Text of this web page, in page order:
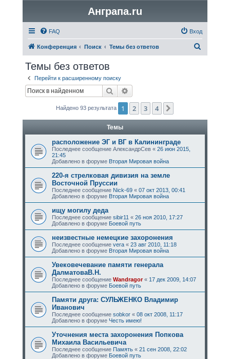
Анграпа.ru
FAQ Вход
Конференция Поиск Темы без ответов
Темы без ответов
Перейти к расширенному поиску
Поиск
Найдено 93 результата 1 2 3 4
Темы
расположение ЭГ и ВГ в Калининграде
Последнее сообщение АлександрСев« 26 июн 2015,
21:45
Добавлено в форуме Вторая Мировая война
220-я стрелковая дивизия на земле
Восточной Пруссии
Последнее сообщение Nick-69« 07 окт 2013, 00:41
Добавлено в форуме Вторая Мировая война
ищу могилу дедa
Последнее сообщение sibir11 « 26 ноя 2010, 17:27
Добавлено в форуме Боевой путь
неизвестные немецкие захоронения
Последнее сообщение vera« 23 авг 2010, 11:18
Добавлено в форуме Вторая Мировая война
Увековечевание памяти генерала
ДалматоваВ.Н.
Последнее сообщение Wandragor« 17 дек 2009, 14:07
Добавлено в форуме Боевой путь
Памяти друга: СУЛЬЖЕНКО Владимир
Иванович
Последнее сообщение sobkor« 08 окт 2008, 11:17
Добавлено в форуме Честь имею!
Уточнения места захоронения Попкова
Михаила Васильевича
Последнее сообщение Память« 21 сен 2008, 22:02
Добавлено в форуме Боевой путь